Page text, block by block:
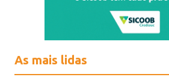
As mais lidas